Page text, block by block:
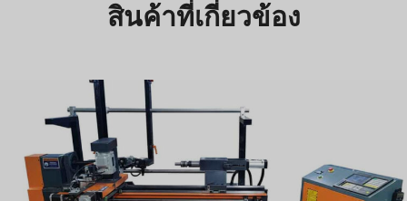
สินค้าที่เกี่ยวข้อง